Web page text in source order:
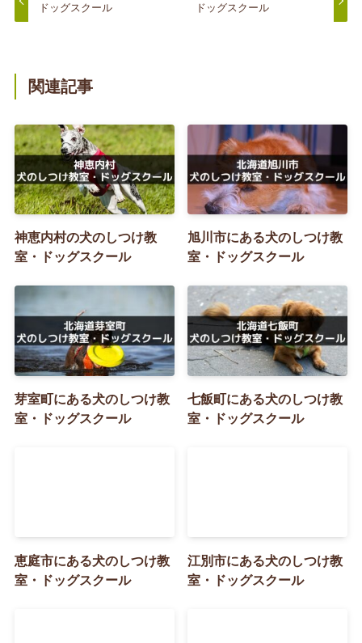
ドッグスクール
ドッグスクール
関連記事
神恵内村の犬のしつけ教
室・ドッグスクール
旭川市にある犬のしつけ教
室・ドッグスクール
芽室町にある犬のしつけ教
室・ドッグスクール
七飯町にある犬のしつけ教
室・ドッグスクール
恵庭市にある犬のしつけ教
室・ドッグスクール
江別市にある犬のしつけ教
室・ドッグスクール